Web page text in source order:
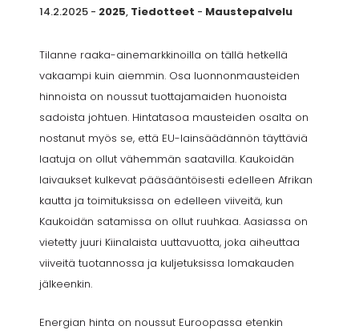
14.2.2025 - 2025, Tiedotteet - Maustepalvelu
Tilanne raaka-ainemarkkinoilla on tällä hetkellä
vakaampi kuin aiemmin. Osa luonnonmausteiden
hinnoista on noussut tuottajamaiden huonoista
sadoista johtuen. Hintatasoa mausteiden osalta on
nostanut myös se, että EU-lainsäädännön täyttäviä
laatuja on ollut vähemmän saatavilla. Kaukoidän
laivaukset kulkevat pääsääntöisesti edelleen Afrikan
kautta ja toimituksissa on edelleen viiveitä, kun
Kaukoidän satamissa on ollut ruuhkaa. Aasiassa on
vietetty juuri Kiinalaista uuttavuotta, joka aiheuttaa
viiveitä tuotannossa ja kuljetuksissa lomakauden
jälkeenkin.
Energian hinta on noussut Euroopassa etenkin